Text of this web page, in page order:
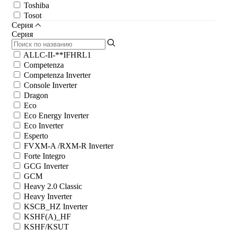
Toshiba
Tosot
Серия
Серия
ALLC-II-**IFHRL1
Competenza
Competenza Inverter
Console Inverter
Dragon
Eco
Eco Energy Inverter
Eco Inverter
Esperto
FVXM-A /RXM-R Inverter
Forte Integro
GCG Inverter
GCM
Heavy 2.0 Classic
Heavy Inverter
KSCB_HZ Inverter
KSHF(A)_HF
KSHF/KSUT